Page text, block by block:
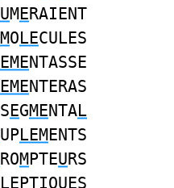
MERAIENT
MOLECULES
NTASSE
NTERAS
EGMENTAL
UPLEMENTS
ROMPTEURS
LEPTIQUES